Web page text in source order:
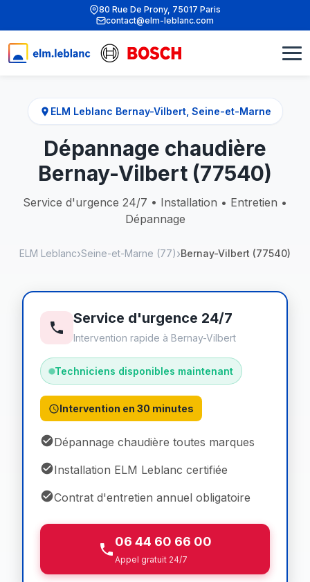
80 Rue De Prony, 75017 Paris
contact@elm-leblanc.com
ELM Leblanc Bernay-Vilbert, Seine-et-Marne
Dépannage chaudière
Bernay-Vilbert (77540)
Service d'urgence 24/7 • Installation • Entretien •
Dépannage
ELM Leblanc Seine-et-Marne (77) Bernay-Vilbert (77540)
Service d'urgence 24/7
Intervention rapide à Bernay-Vilbert
Techniciens disponibles maintenant
Intervention en 30 minutes
Dépannage chaudière toutes marques
Installation ELM Leblanc certifiée
Contrat d'entretien annuel obligatoire
06 44 60 66 00
Appel gratuit 24/7